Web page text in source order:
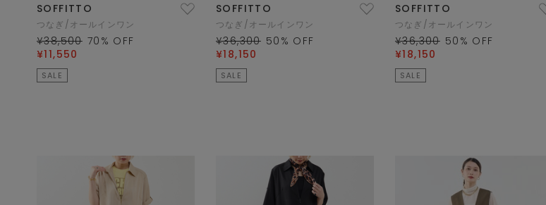
SOFFITTO
つなぎ/オールインワン
¥38,500 70 % OFF
¥11,550
SALE
SOFFITTO
つなぎ/オールインワン
¥36,300 50 % OFF
¥18,150
SALE
SOFFITTO
つなぎ/オールインワン
¥36,300 50 % OFF
¥18,150
SALE